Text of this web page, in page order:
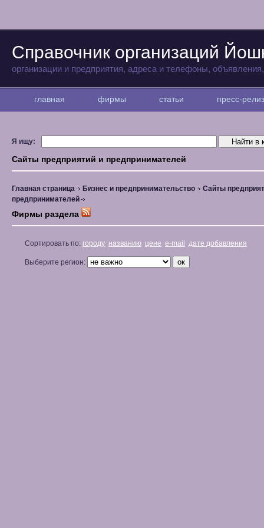
Справочник организаций
организации и предприятия, адреса и телефоны,
главная фирмы статьи пресс-
Я ищу:
Сайты предприятий и предпринимателей
Главная страница Бизнес и предпринимательство
Сайты
предпринимателей
Фирмы раздела
Сортировать по: городу названию цене e-mail дате добавления
Выберите регион: